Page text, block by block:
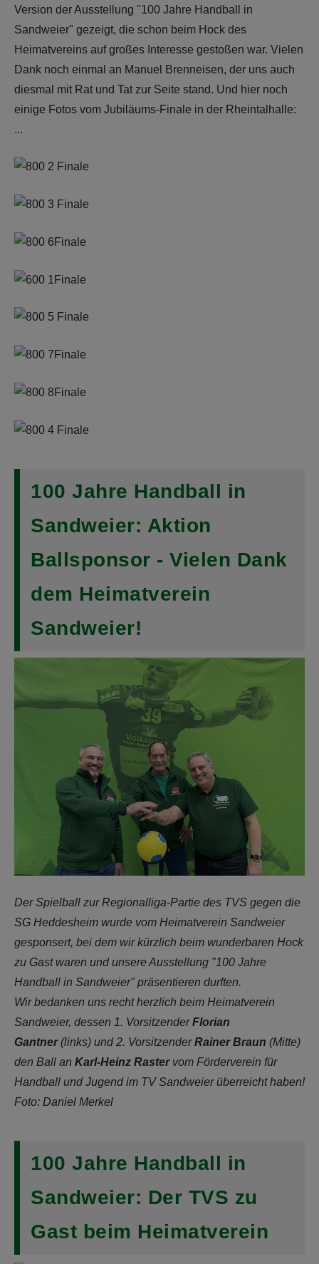
Version der Ausstellung "100 Jahre Handball in
Sandweier" gezeigt, die schon beim Hock des
Heimatvereins auf großes Interesse gestoßen war. Vielen
Dank noch einmal an Manuel Brenneisen, der uns auch
diesmal mit Rat und Tat zur Seite stand. Und hier noch
einige Fotos vom Jubiläums-Finale in der Rheintalhalle:
...
100 Jahre Handball in
Sandweier: Aktion
Ballsponsor - Vielen Dank
dem Heimatverein
Sandweier!
Der Spielball zur Regionalliga-Partie des TVS gegen die
SG Heddesheim wurde vom Heimatverein Sandweier
gesponsert, bei dem wir kürzlich beim wunderbaren Hock
zu Gast waren und unsere Ausstellung "100 Jahre
Handball in Sandweier" präsentieren durften.
Wir bedanken uns recht herzlich beim Heimatverein
Sandweier, dessen 1. VorsitzenderFlorian
Gantner(links) und 2. VorsitzenderRainer Braun (Mitte)
den Ball an Karl-Heinz Rastervom Förderverein für
Handball und Jugend im TV Sandweier überreicht haben!
Foto: Daniel Merkel
100 Jahre Handball in
Sandweier: Der TVS zu
Gast beim Heimatverein